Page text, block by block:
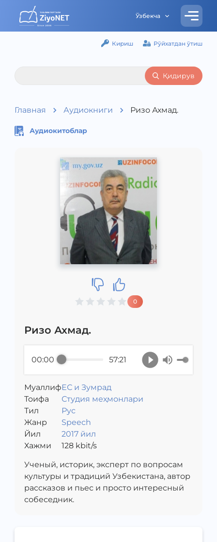
Ўзбекча
Кириш Рўйхатдан ўтиш
Қидирув
Главная Аудиокниги Ризо Ахмад.
Аудиокитоблар
0
Ризо Ахмад.
00:00 57:21
МуаллифЕС и Зумрад
Toифа
Студия меҳмонлари
Тил
Рус
Жанр
Speech
Йил
2017 йил
Хажми
128kbit/s
Ученый, историк, эксперт по вопросам
культуры и традиций Узбекистана, автор
рассказов и пьес и просто интересный
собеседник.